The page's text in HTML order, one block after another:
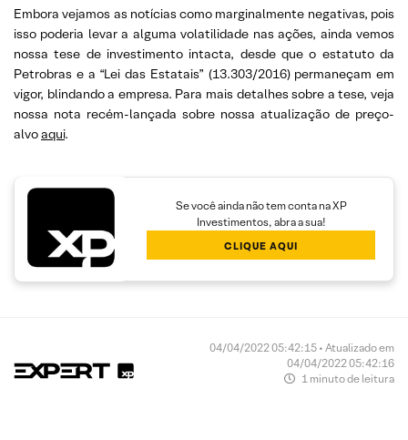
Embora vejamos as notícias como marginalmente negativas, pois
isso poderia levar a alguma volatilidade nas ações, ainda vemos
nossa tese de investimento intacta, desde que o estatuto da
Petrobras e a “Lei das Estatais” (13.303/2016) permaneçam em
vigor, blindando a empresa. Para mais detalhes sobre a tese, veja
nossa nota recém-lançada sobre nossa atualização de preço-
alvoaqui.
Se você ainda não tem conta na XP
Investimentos, abra a sua!
CLIQUE AQUI
04/04/2022 05:42:15 • Atualizado em
04/04/2022 05:42:16
1 minuto de leitura